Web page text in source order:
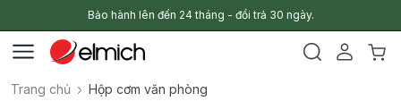
Bảo hành lên đến 24 tháng - đổi trả 30 ngày.
Trang chủ Hộp cơm văn phòng